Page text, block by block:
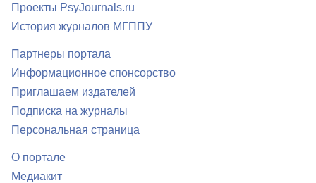
Проекты PsyJournals.ru
История журналов МГППУ
Партнеры портала
Информационное спонсорство
Приглашаем издателей
Подписка на журналы
Персональная страница
О портале
Медиакит